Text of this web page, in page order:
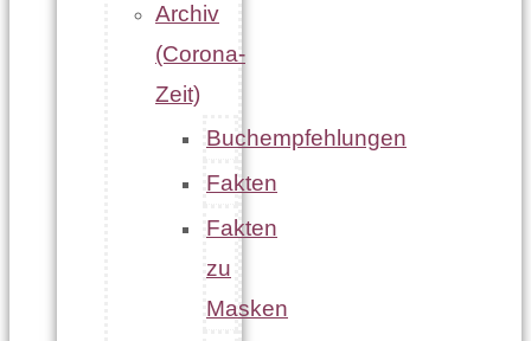
Archiv
(Corona-
Zeit)
Buchempfehlungen
Fakten
Fakten
zu
Masken